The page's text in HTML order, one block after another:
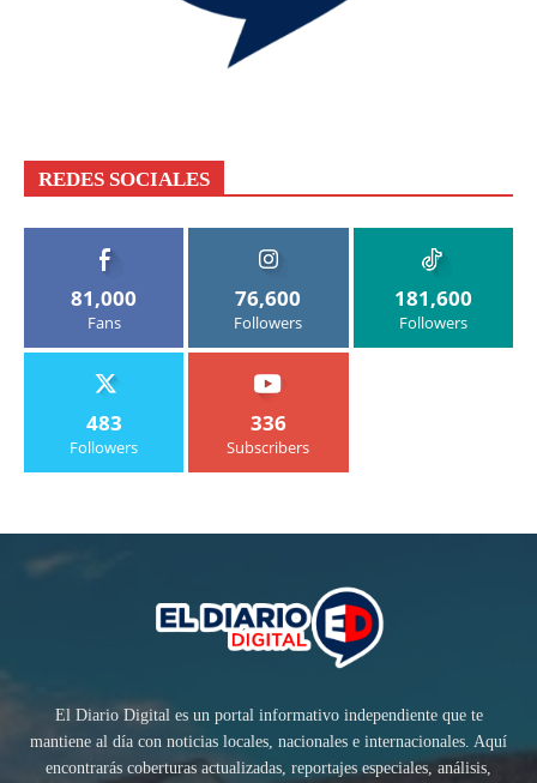
REDES SOCIALES
81,000
Fans
76,600
Followers
181,600
Followers
483
Followers
336
Subscribers
El Diario Digital es un portal informativo independiente que te
mantiene al día con noticias locales, nacionales e internacionales. Aquí
encontrarás coberturas actualizadas, reportajes especiales, análisis,